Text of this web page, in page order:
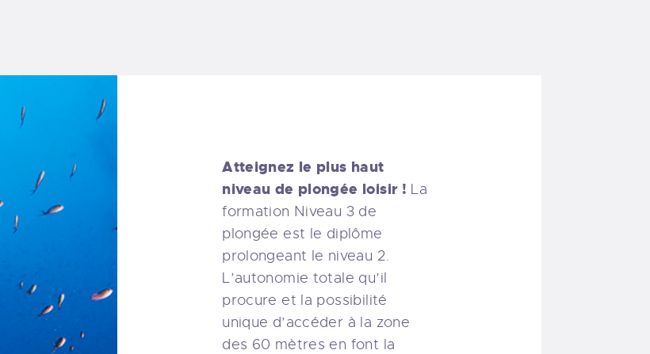
Atteignez le plus haut
niveau de plongée loisir ! La
formation Niveau 3 de
plongée est le diplôme
prolongeant le niveau 2.
L’autonomie totale qu’il
procure et la possibilité
unique d’accéder à la zone
des 60 mètres en font la